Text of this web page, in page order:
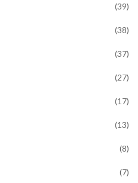
(39)
(38)
(37)
(27)
(17)
(13)
(8)
(7)